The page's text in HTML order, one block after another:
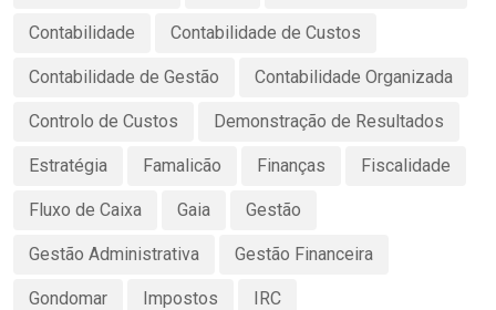
Contabilidade Contabilidade de Custos
Contabilidade de Gestão Contabilidade Organizada
Controlo de Custos Demonstração de Resultados
Estratégia Famalicão Finanças Fiscalidade
Fluxo de Caixa Gaia Gestão
Gestão Administrativa Gestão Financeira
Gondomar Impostos IRC